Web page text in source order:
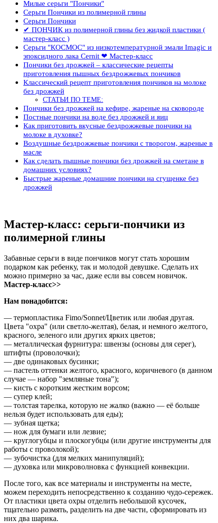
Милые серьги "Пончики"
Серьги Пончики из полимерной глины
Серьги Пончики
✔ ПОНЧИК из полимерной глины без жидкой пластики (
мастер-класс )
Серьги "КОСМОС" из низкотемпературной эмали Imagic и
эпоксидного лака Cernit ❤ Мастер-класс
Пончики без дрожжей – классические рецепты
приготовления пышных бездрожжевых пончиков
Классический рецепт приготовления пончиков на молоке
без дрожжей
СТАТЬИ ПО ТЕМЕ:
Пончики без дрожжей на кефире, жареные на сковороде
Постные пончики на воде без дрожжей и яиц
Как приготовить вкусные бездрожжевые пончики на
молоке в духовке?
Воздушные бездрожжевые пончики с творогом, жареные в
масле
Как сделать пышные пончики без дрожжей на сметане в
домашних условиях?
Быстрые жареные домашние пончики на сгущенке без
дрожжей
Мастер-класс: серьги-пончики из
полимерной глины
Забавные серьги в виде пончиков могут стать хорошим
подарком как ребенку, так и молодой девушке. Сделать их
можно примерно за час, даже если вы совсем новичок.
Мастер-класс>>
Нам понадобится:
— термопластика Fimo/Sonnet/Цветик или любая другая.
Цвета "охра" (или светло-желтая), белая, и немного желтого,
красного, зеленого или других ярких цветов;
— металлическая фурнитура: швензы (основы для серег),
штифты (проволочки);
— две одинаковых бусинки;
— пастель оттенки желтого, красного, коричневого (в данном
случае — набор "земляные тона");
— кисть с коротким жестким ворсом;
— супер клей;
— толстая тарелка, которую не жалко (важно — её больше
нельзя будет использовать для еды);
— зубная щетка;
— нож для бумаги или лезвие;
— круглогубцы и плоскогубцы (или другие инструменты для
работы с проволокой);
— зубочистка (для мелких манипуляций);
— духовка или микроволновка с функцией конвекции.
После того, как все материалы и инструменты на месте,
можем переходить непосредственно к созданию чудо-сережек.
От пластики цвета охры отделить небольшой кусочек,
тщательно размять, разделить на две части, сформировать из
них два шарика.